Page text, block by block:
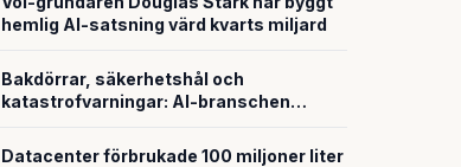
hemlig AI-satsning värd kvarts miljard
Bakdörrar, säkerhetshål och
katastrofvarningar: AI-branschen
Datacenter förbrukade 100 miljoner liter